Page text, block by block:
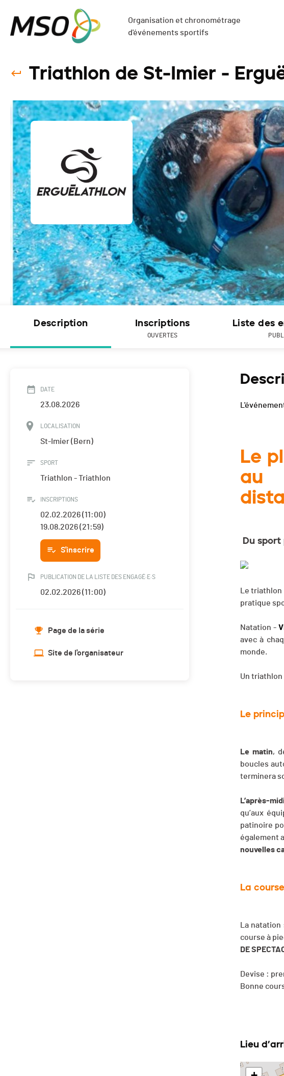
Organisation et chronométrage
d'événements sportifs
Triathlon de St-Imier -
Description Inscriptions
OUVERTES
Liste des
DATE
23.08.2026
LOCALISATION
St-Imier (Bern)
SPORT
Triathlon - Triathlon
INSCRIPTIONS
02.02.2026 (11:00)
19.08.2026 (21:59)
S'inscrire
PUBLICATION DE LA LISTE DES ENGAGÉ·E·S
02.02.2026 (11:00)
Page de la série
Site de l'organisateur
Le
au
Du
Le triathlon
pratique
Natation -
avec à
monde.
Un triathlon
Le
Le matin,
boucles
terminera
L’après-
qu’aux
patinoire
également
nouvelles
La course
La natation
course à
DE
Devise :
Bonne
Lieu